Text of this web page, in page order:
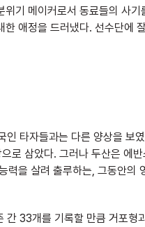
기 메이커로서 동료들의 사
애정을 드러냈다. 선수단에
타자들과는 다른 양상을 보
로 삼았다. 그러나 두산은 에
을 살려 출루하는, 그동안의
33개를 기록할 만큼 거포형